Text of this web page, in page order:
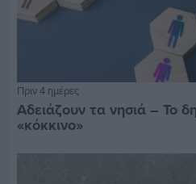
Πριν 4 ημέρες
Αδειάζουν τα νησιά – Το
«κόκκινο»